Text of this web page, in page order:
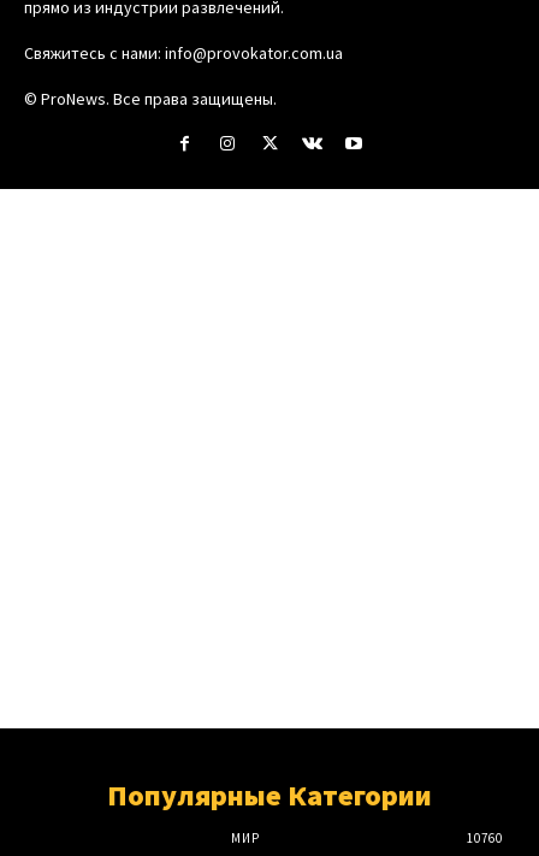
прямо из индустрии развлечений.
Свяжитесь с нами: info@provokator.com.ua
© ProNews. Все права защищены.
Популярные Категории
МИР
10760